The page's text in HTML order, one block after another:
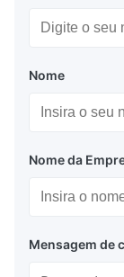
Nome
Nome da
Mensagem de